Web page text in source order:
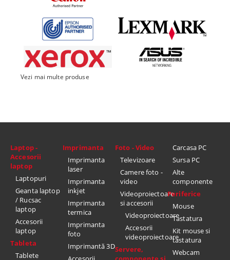
Vezi mai multe produse
Laptop -
Accesorii
laptop
Laptopuri
Geanta laptop
/ Rucsac
laptop
Accesorii
laptop
Tableta
Tablete
Imprimanta
Imprimanta
laser
Imprimanta
inkjet
Imprimanta
termica
Imprimanta
foto
Imprimantă 3D
Foto - Video
Televizoare
Camere foto -
video
Videoproiectoare
si accesorii
Videoproiectoare
Accesorii
videoproiectoare
Servere,
Carcasa PC
Sursa PC
Alte
componente
Periferice
Mouse
Tastatura
Kit mouse si
tastatura
Webcam